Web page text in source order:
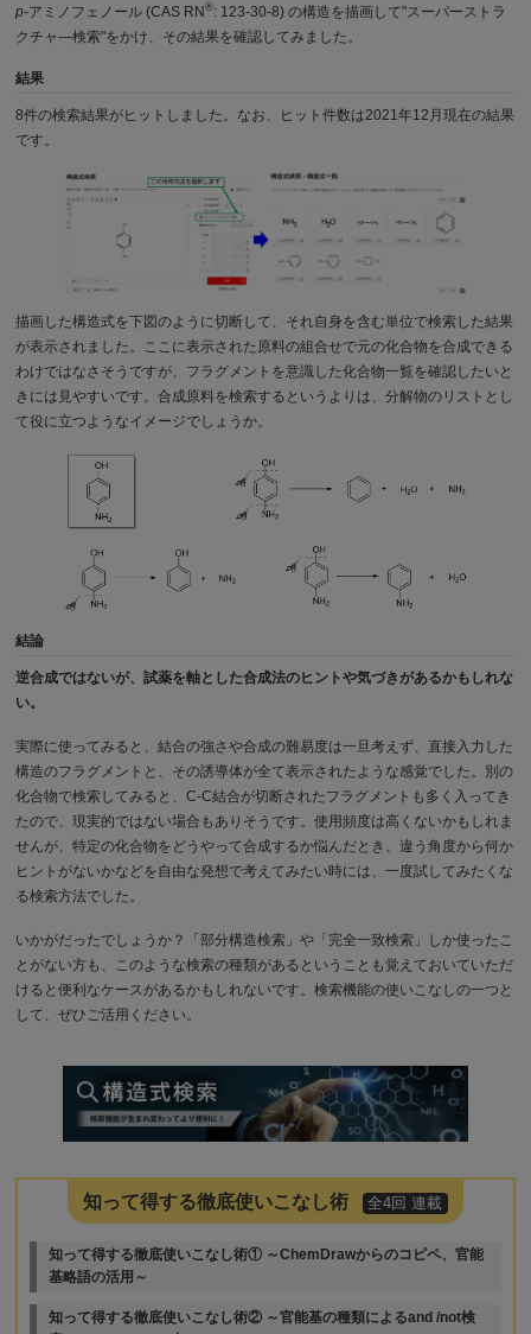
p-アミノフェノール (CAS RN®: 123-30-8) の構造を描画して"スーパーストラ
クチャ―検索"をかけ、その結果を確認してみました。
結果
8件の検索結果がヒットしました。なお、ヒット件数は2021年12月現在の結果
です。
描画した構造式を下図のように切断して、それ自身を含む単位で検索した結果
が表示されました。ここに表示された原料の組合せで元の化合物を合成できる
わけではなさそうですが、フラグメントを意識した化合物一覧を確認したいと
きには見やすいです。合成原料を検索するというよりは、分解物のリストとし
て役に立つようなイメージでしょうか。
結論
逆合成ではないが、試薬を軸とした合成法のヒントや気づきがあるかもしれな
い。
実際に使ってみると、結合の強さや合成の難易度は一旦考えず、直接入力した
構造のフラグメントと、その誘導体が全て表示されたような感覚でした。別の
化合物で検索してみると、C-C結合が切断されたフラグメントも多く入ってき
たので、現実的ではない場合もありそうです。使用頻度は高くないかもしれま
せんが、特定の化合物をどうやって合成するか悩んだとき、違う角度から何か
ヒントがないかなどを自由な発想で考えてみたい時には、一度試してみたくな
る検索方法でした。
いかがだったでしょうか？「部分構造検索」や「完全一致検索」しか使ったこ
とがない方も、このような検索の種類があるということも覚えておいていただ
けると便利なケースがあるかもしれないです。検索機能の使いこなしの一つと
して、ぜひご活用ください。
知って得する徹底使いこなし術 全4回 連載
知って得する徹底使いこなし術① ～ChemDrawからのコピペ、官能
基略語の活用～
知って得する徹底使いこなし術② ～官能基の種類によるand /not検